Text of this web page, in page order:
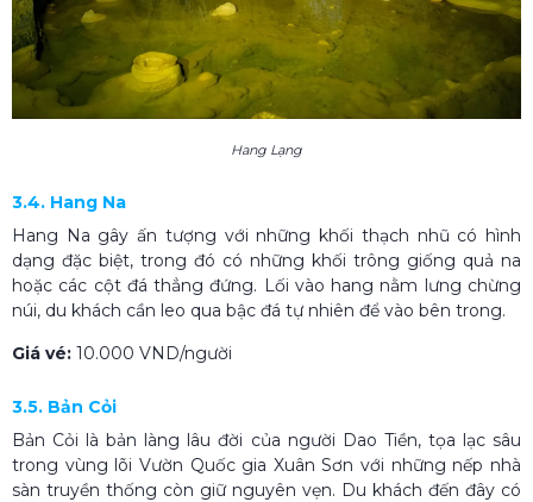
Hang Lạng
3.4. Hang Na
Hang Na gây ấn tượng với những khối thạch nhũ có hình
dạng đặc biệt, trong đó có những khối trông giống quả na
hoặc các cột đá thẳng đứng. Lối vào hang nằm lưng chừng
núi, du khách cần leo qua bậc đá tự nhiên để vào bên trong.
Giá vé: 10.000 VND/người
3.5. Bản Cỏi
Bản Cỏi là bản làng lâu đời của người Dao Tiền, tọa lạc sâu
trong vùng lõi Vườn Quốc gia Xuân Sơn với những nếp nhà
sàn truyền thống còn giữ nguyên vẹn. Du khách đến đây có